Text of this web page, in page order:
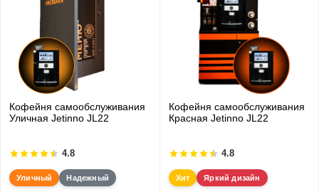
Кофейня самообслуживания
Уличная Jetinno JL22
4.8
Уличный Надежный
Кофейня самообслуживания
Красная Jetinno JL22
4.8
Хит Яркий дизайн